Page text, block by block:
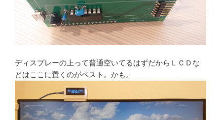
ディスプレーの上って普通空いてるはずだからＬＣＤな
どはここに置くのがベスト。かも。